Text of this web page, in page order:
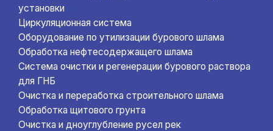
установки
Циркуляционная система
Оборудование по утилизации бурового шлама
Обработка нефтесодержащего шлама
Система очистки и регенерации бурового раствора
для ГНБ
Очистка и переработка строительного шлама
Обработка щитового грунта
Очистка и дноуглубление русел рек